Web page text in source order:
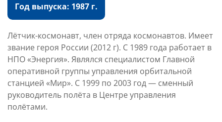
Год выпуска: 1987 г.
Лётчик-космонавт, член отряда космонавтов. Имеет
звание героя России (2012 г). С 1989 года работает в
НПО «Энергия». Являлся специалистом Главной
оперативной группы управления орбитальной
станцией «Мир». С 1999 по 2003 год — сменный
руководитель полёта в Центре управления
полётами.